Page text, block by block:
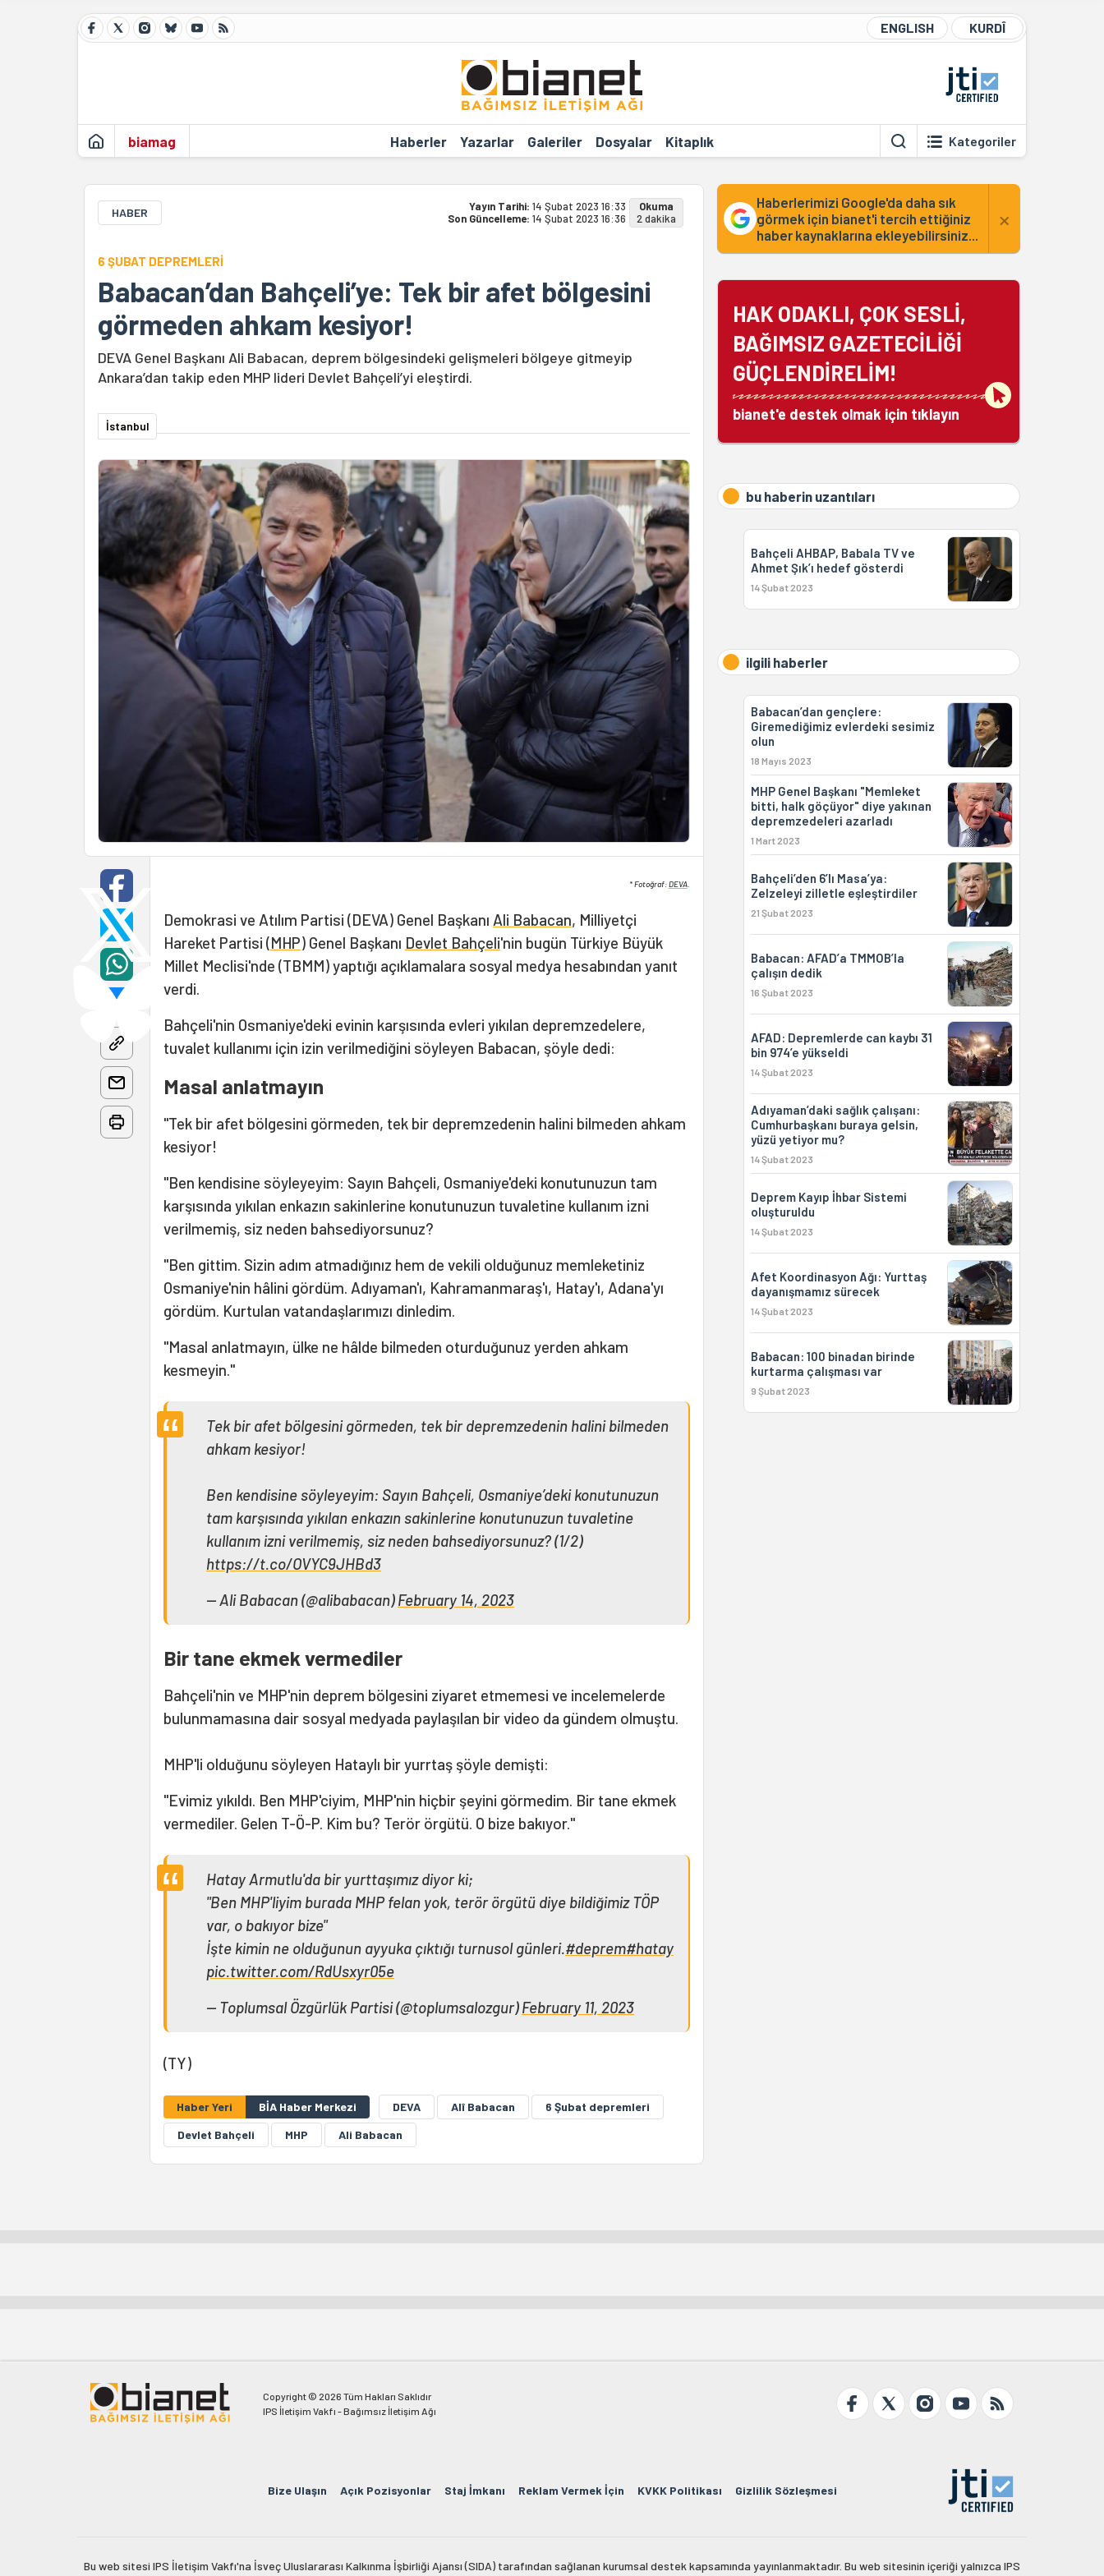
ENGLISH KURDÎ
biamag Haberler Yazarlar Galeriler Dosyalar Kitaplık Kategoriler
HABER Yayın Tarihi: 14 Şubat 2023 16:33
Son Güncelleme: 14 Şubat 2023 16:36
Okuma
2 dakika
6 ŞUBAT DEPREMLERİ
Babacan’dan Bahçeli’ye: Tek bir afet bölgesini
görmeden ahkam kesiyor!
DEVA Genel Başkanı Ali Babacan, deprem bölgesindeki gelişmeleri bölgeye gitmeyip
Ankara’dan takip eden MHP lideri Devlet Bahçeli’yi eleştirdi.
İstanbul
* Fotoğraf:DEVA.
Demokrasi ve Atılım Partisi (DEVA) Genel Başkanı Ali Babacan, Milliyetçi
Hareket Partisi (MHP) Genel Başkanı Devlet Bahçeli'nin bugün Türkiye Büyük
Millet Meclisi'nde (TBMM) yaptığı açıklamalara sosyal medya hesabından yanıt
verdi.
Bahçeli'nin Osmaniye'deki evinin karşısında evleri yıkılan depremzedelere,
tuvalet kullanımı için izin verilmediğini söyleyen Babacan, şöyle dedi:
Masal anlatmayın
"Tek bir afet bölgesini görmeden, tek bir depremzedenin halini bilmeden ahkam
kesiyor!
"Ben kendisine söyleyeyim: Sayın Bahçeli, Osmaniye'deki konutunuzun tam
karşısında yıkılan enkazın sakinlerine konutunuzun tuvaletine kullanım izni
verilmemiş, siz neden bahsediyorsunuz?
"Ben gittim. Sizin adım atmadığınız hem de vekili olduğunuz memleketiniz
Osmaniye'nin hâlini gördüm. Adıyaman'ı, Kahramanmaraş'ı, Hatay'ı, Adana'yı
gördüm. Kurtulan vatandaşlarımızı dinledim.
"Masal anlatmayın, ülke ne hâlde bilmeden oturduğunuz yerden ahkam
kesmeyin."
Tek bir afet bölgesini görmeden, tek bir depremzedenin halini bilmeden
ahkam kesiyor!
Ben kendisine söyleyeyim: Sayın Bahçeli, Osmaniye’deki konutunuzun
tam karşısında yıkılan enkazın sakinlerine konutunuzun tuvaletine
kullanım izni verilmemiş, siz neden bahsediyorsunuz? (1/2)
https://t.co/OVYC9JHBd3
— Ali Babacan (@alibabacan)February 14, 2023
Bir tane ekmek vermediler
Bahçeli'nin ve MHP'nin deprem bölgesini ziyaret etmemesi ve incelemelerde
bulunmamasına dair sosyal medyada paylaşılan bir video da gündem olmuştu.
MHP'li olduğunu söyleyen Hataylı bir yurrtaş şöyle demişti:
"Evimiz yıkıldı. Ben MHP'ciyim, MHP'nin hiçbir şeyini görmedim. Bir tane ekmek
vermediler. Gelen T-Ö-P. Kim bu? Terör örgütü. O bize bakıyor."
Hatay Armutlu'da bir yurttaşımız diyor ki;
"Ben MHP'liyim burada MHP felan yok, terör örgütü diye bildiğimiz TÖP
var, o bakıyor bize"
İşte kimin ne olduğunun ayyuka çıktığı turnusol günleri.#deprem#hatay
pic.twitter.com/RdUsxyr05e
— Toplumsal Özgürlük Partisi (@toplumsalozgur)February 11, 2023
(TY)
Haber Yeri BİA Haber Merkezi DEVA Alî Babacan
6 Şubat depremleri
Devlet Bahçeli
MHP Ali Babacan
Haberlerimizi Google'da daha sık
görmek için bianet'i tercih ettiğiniz
haber kaynaklarına ekleyebilirsiniz...
×
HAK ODAKLI, ÇOK SESLİ,
BAĞIMSIZ GAZETECİLİĞİ
GÜÇLENDİRELİM!
bianet'e destek olmak için tıklayın
bu haberin uzantıları
Bahçeli AHBAP, Babala TV ve
Ahmet Şık’ı hedef gösterdi
14 Şubat 2023
ilgili haberler
Babacan’dan gençlere:
Giremediğimiz evlerdeki sesimiz
olun
18 Mayıs 2023
MHP Genel Başkanı "Memleket
bitti, halk göçüyor" diye yakınan
depremzedeleri azarladı
1 Mart 2023
Bahçeli’den 6’lı Masa’ya:
Zelzeleyi zilletle eşleştirdiler
21 Şubat 2023
Babacan: AFAD’a TMMOB’la
çalışın dedik
16 Şubat 2023
AFAD: Depremlerde can kaybı 31
bin 974’e yükseldi
14 Şubat 2023
Adıyaman’daki sağlık çalışanı:
Cumhurbaşkanı buraya gelsin,
yüzü yetiyor mu?
14 Şubat 2023
Deprem Kayıp İhbar Sistemi
oluşturuldu
14 Şubat 2023
Afet Koordinasyon Ağı: Yurttaş
dayanışmamız sürecek
14 Şubat 2023
Babacan: 100 binadan birinde
kurtarma çalışması var
9 Şubat 2023
Copyright © 2026 Tüm Hakları Saklıdır
IPS İletişim Vakfı - Bağımsız İletişim Ağı
Bize Ulaşın Açık Pozisyonlar Staj İmkanı Reklam Vermek İçin KVKK Politikası Gizlilik Sözleşmesi
Bu web sitesi IPS İletişim Vakfı'na İsveç Uluslararası Kalkınma İşbirliği Ajansı (SIDA) tarafından sağlanan kurumsal destek kapsamında yayınlanmaktadır. Bu web sitesinin içeriği yalnızca IPS